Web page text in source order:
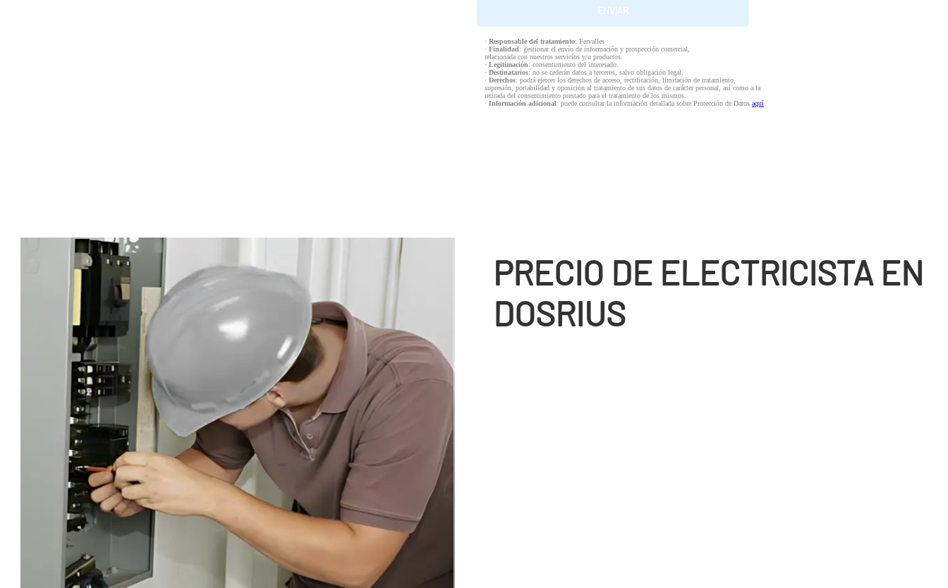
· Responsable del tratamiento: Fervalles
· Finalidad: gestionar el envío de información y prospección comercial,
relacionada con nuestros servicios y/o productos.
· Legitimación: consentimiento del interesado.
· Destinatarios: no se cederán datos a terceros, salvo obligación legal.
· Derechos: podrá ejercer los derechos de acceso, rectificación, limitación de tratamiento,
supresión, portabilidad y oposición al tratamiento de sus datos de carácter personal, así como a la
retirada del consentimiento prestado para el tratamiento de los mismos.
· Información adicional: puede consultar la información detallada sobre Protección de Datos aquí.
PRECIO DE ELECTRICISTA EN
DOSRIUS